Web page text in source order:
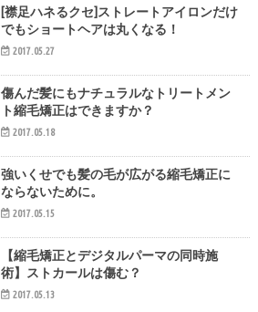
[襟足ハネるクセ]ストレートアイロンだけ
でもショートヘアは丸くなる！
2017.05.27
傷んだ髪にもナチュラルなトリートメン
ト縮毛矯正はできますか？
2017.05.18
強いくせでも髪の毛が広がる縮毛矯正に
ならないために。
2017.05.15
【縮毛矯正とデジタルパーマの同時施
術】ストカールは傷む？
2017.05.13